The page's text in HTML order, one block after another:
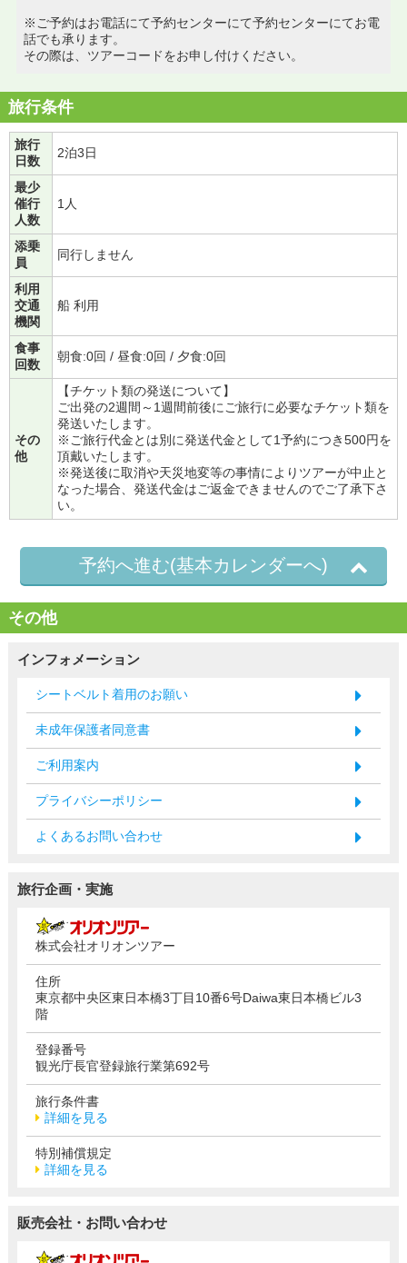
※ご予約はお電話にて予約センターにて予約センターにてお電
話でも承ります。
その際は、ツアーコードをお申し付けください。
旅行条件
旅行
日数
2泊3日
最少
催行
人数
1人
添乗
員
同行しません
利用
交通
機関
船 利用
食事
回数
朝食:0回 / 昼食:0回 / 夕食:0回
その
他
【チケット類の発送について】
ご出発の2週間～1週間前後にご旅行に必要なチケット類を
発送いたします。
※ご旅行代金とは別に発送代金として1予約につき500円を
頂戴いたします。
※発送後に取消や天災地変等の事情によりツアーが中止と
なった場合、発送代金はご返金できませんのでご了承下さ
い。
予約へ進む(基本カレンダーへ)
その他
インフォメーション
シートベルト着用のお願い
未成年保護者同意書
ご利用案内
プライバシーポリシー
よくあるお問い合わせ
旅行企画・実施
株式会社オリオンツアー
住所
東京都中央区東日本橋3丁目10番6号Daiwa東日本橋ビル3
階
登録番号
観光庁長官登録旅行業第692号
旅行条件書
詳細を見る
特別補償規定
詳細を見る
販売会社・お問い合わせ